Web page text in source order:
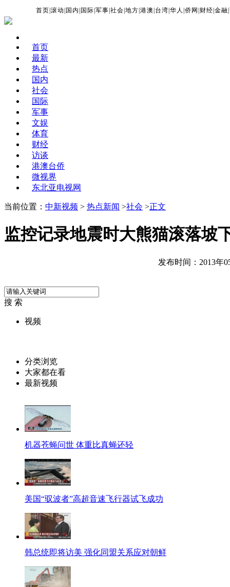
首页 |滚动 国内 国际 |军事 |社会 |地方 |港澳 台湾 |华人 |侨网 财经 |金融 |
首页
最新
热点
国内
社会
国际
军事
文娱
体育
财经
访谈
港澳台侨
微视界
东北亚电视网
当前位置： 中新视频 > 热点新闻 >社会 >正文
监控记录地震时大熊猫滚落坡
发布时间：2013年
搜 索
视频
分类浏览
大家都在看
最新视频
机器苍蝇问世 体重比真蝇还轻
美国“驭波者”高超音速飞行器试飞成功
韩总统即将访美 强化同盟关系应对朝鲜